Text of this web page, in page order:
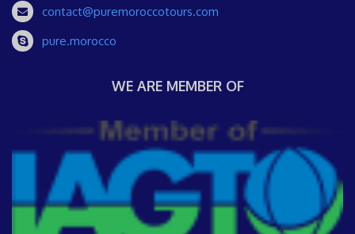
contact@puremoroccotours.com
pure.morocco
WE ARE MEMBER OF